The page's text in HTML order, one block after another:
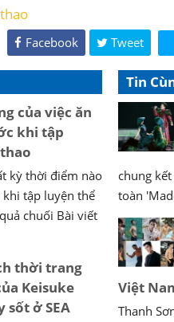
Facebook Tweet
của việc ăn
khi tập
kỳ thời điểm nào
tập luyện thể
chuối Bài viết
thời trang
Keisuke
sốt ở SEA
Tin
chung
toàn
Việt
Thanh